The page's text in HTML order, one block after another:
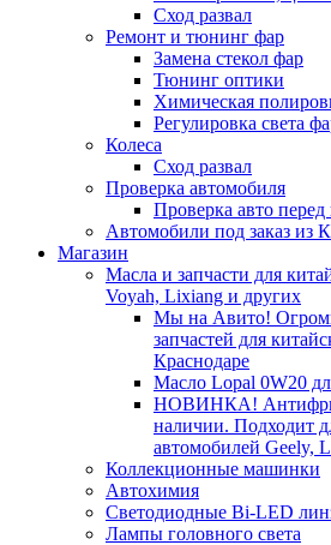
Сход развал
Ремонт и тюнинг фар
Замена стекол фар
Тюнинг оптики
Химическая
Регулировка света
Колеса
Сход развал
Проверка автомобиля
Проверка авто
Автомобили под заказ из
Магазин
Масла и запчасти для
Voyah, Lixiang и других
Мы на Авито!
запчастей для
Краснодаре
Масло Lopal 0W20
НОВИНКА!
наличии. Подходит
автомобилей Geely,
Коллекционные машинки
Автохимия
Светодиодные Bi-LED
Лампы головного света